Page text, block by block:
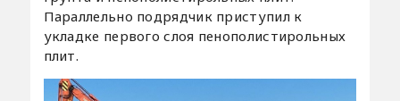
Параллельно подрядчик приступил к
укладке первого слоя пенополистирольных
плит.